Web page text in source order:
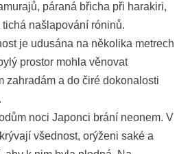
páraná břicha při harakiri,
našlapování róninů.
je udusána na několika metrech
prostor mohla věnovat
zahradám a do čiré dokonalosti
noci Japonci brání neonem. V
všednost, orýženi saké a